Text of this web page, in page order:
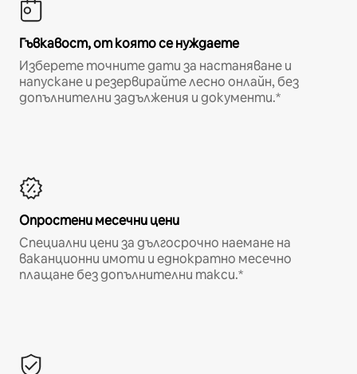
Гъвкавост, от която се нуждаете
Изберете точните дати за настаняване и
напускане и резервирайте лесно онлайн, без
допълнителни задължения и документи.*
Опростени месечни цени
Специални цени за дългосрочно наемане на
ваканционни имоти и еднократно месечно
плащане без допълнителни такси.*